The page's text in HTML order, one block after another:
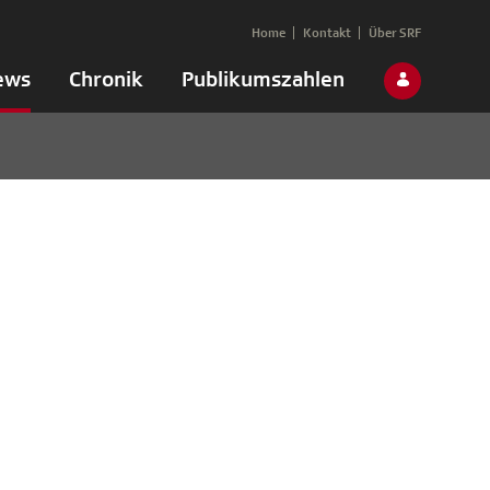
Chronik Publikumszahlen
Home Kontakt Über SRF